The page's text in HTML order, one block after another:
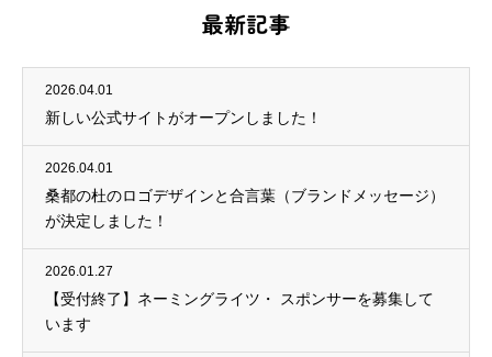
最新記事
2026.04.01
新しい公式サイトがオープンしました！
2026.04.01
桑都の杜のロゴデザインと合言葉（ブランドメッセージ）
が決定しました！
2026.01.27
【受付終了】ネーミングライツ・ スポンサーを募集して
います